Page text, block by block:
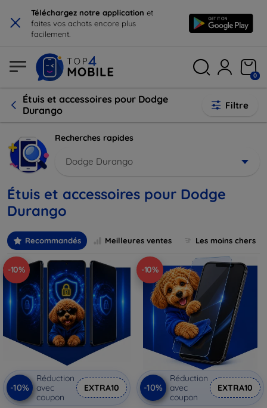
× Téléchargez notre application et
faites vos achats encore plus
facilement.
0
Étuis et accessoires pour Dodge
Durango
Filtre
Recherches rapides
Dodge Durango
Étuis et accessoires pour Dodge
Durango
Recommandés Meilleures ventes Les moins chers
-10%
-10%
Réduction
avec
coupon
EXTRA10
-10%
-10%
Réduction
avec
coupon
EXTRA10